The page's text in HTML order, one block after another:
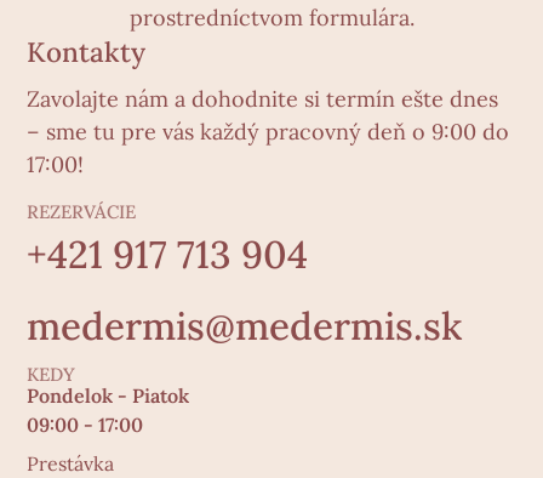
prostredníctvom formulára.
Kontakty
Zavolajte nám a dohodnite si termín ešte dnes
– sme tu pre vás každý pracovný deň o 9:00 do
17:00!
REZERVÁCIE
+421 917 713 904
medermis@medermis.sk
KEDY
Pondelok - Piatok
09:00 - 17:00
Prestávka